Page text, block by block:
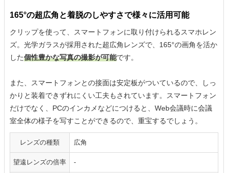
165°の超広角と着脱のしやすさで様々に活用可能
クリップを使って、スマートフォンに取り付けられるスマホレン
ズ。光学ガラスが採用された超広角レンズで、165°の画角を活か
した個性豊かな写真の撮影が可能です。
また、スマートフォンとの接面は安定板がついているので、しっ
かりと装着できずれにくい工夫もされています。スマートフォン
だけでなく、PCのインカメなどにつけると、Web会議時に会議
室全体の様子を写すことができるので、重宝するでしょう。
レンズの種類 広角
望遠レンズの倍率 -